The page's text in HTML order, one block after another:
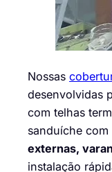
Nossas
desenvolvidas
com telhas
sanduíche com
externas,
instalação